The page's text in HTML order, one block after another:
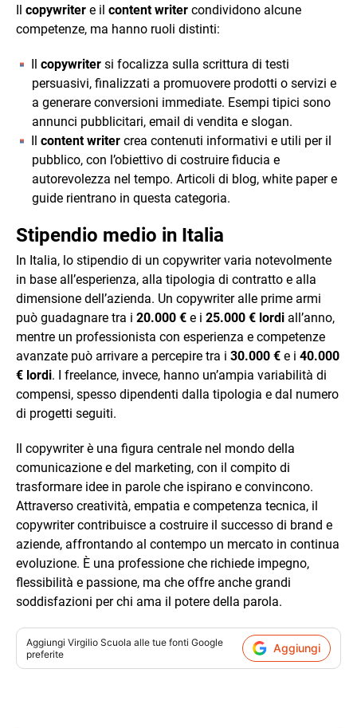
Il copywriter e il content writer condividono alcune
competenze, ma hanno ruoli distinti:
Il copywriter si focalizza sulla scrittura di testi
persuasivi, finalizzati a promuovere prodotti o servizi e
a generare conversioni immediate. Esempi tipici sono
annunci pubblicitari, email di vendita e slogan.
Il content writer crea contenuti informativi e utili per il
pubblico, con l’obiettivo di costruire fiducia e
autorevolezza nel tempo. Articoli di blog, white paper e
guide rientrano in questa categoria.
Stipendio medio in Italia
In Italia, lo stipendio di un copywriter varia notevolmente
in base all’esperienza, alla tipologia di contratto e alla
dimensione dell’azienda. Un copywriter alle prime armi
può guadagnare tra i 20.000 € e i 25.000 € lordi all’anno,
mentre un professionista con esperienza e competenze
avanzate può arrivare a percepire tra i 30.000 € e i 40.000
€ lordi. I freelance, invece, hanno un’ampia variabilità di
compensi, spesso dipendenti dalla tipologia e dal numero
di progetti seguiti.
Il copywriter è una figura centrale nel mondo della
comunicazione e del marketing, con il compito di
trasformare idee in parole che ispirano e convincono.
Attraverso creatività, empatia e competenza tecnica, il
copywriter contribuisce a costruire il successo di brand e
aziende, affrontando al contempo un mercato in continua
evoluzione. È una professione che richiede impegno,
flessibilità e passione, ma che offre anche grandi
soddisfazioni per chi ama il potere della parola.
Aggiungi Virgilio Scuola alle tue fonti Google
preferite
Aggiungi